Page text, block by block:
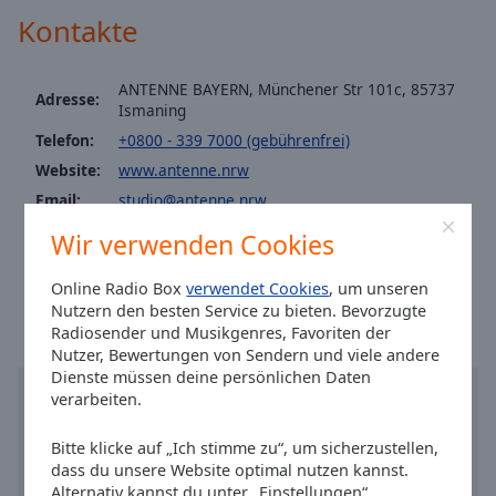
Wir verwenden Cookies
Online Radio Boxverwendet Cookies, um unseren
Nutzern den besten Service zu bieten. Bevorzugte
Radiosender und Musikgenres, Favoriten der
Nutzer, Bewertungen von Sendern und viele andere
Dienste müssen deine persönlichen Daten
verarbeiten.
Bitte klicke auf „Ich stimme zu“, um sicherzustellen,
dass du unsere Website optimal nutzen kannst.
Area
Opacity
Font
Kontakte
Adresse:
ANTENNE BAYERN, Münchener Str 101c, 85737
Ismaning
Telefon:
+0800 - 339 7000 (gebührenfrei)
Website:
www.antenne.nrw
Email:
studio@antenne.nrw
Facebook:
@antennenrw